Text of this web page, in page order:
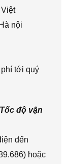
nội
tới quý
độ vận
đến
hoặc